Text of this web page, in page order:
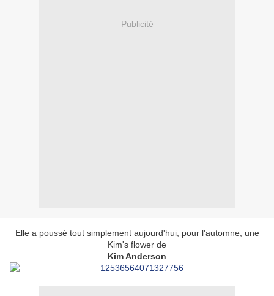
Publicité
Elle a poussé tout simplement aujourd'hui, pour l'automne, une
Kim's flower de
Kim Anderson